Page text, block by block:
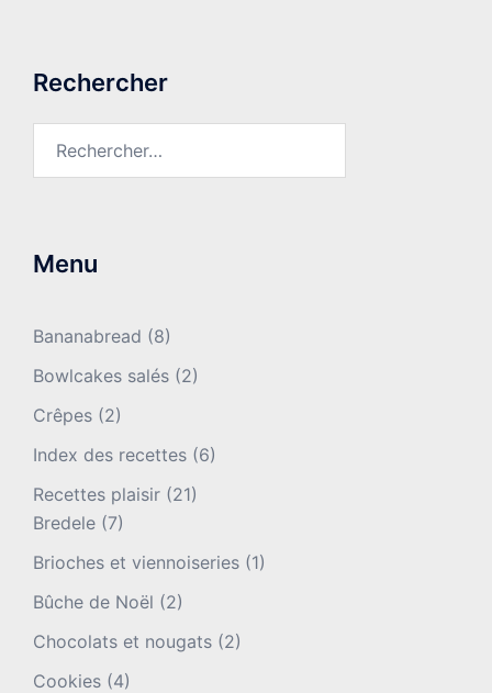
Rechercher
Menu
Bananabread (8)
Bowlcakes salés (2)
Crêpes (2)
Index des recettes (6)
Recettes plaisir (21)
Bredele (7)
Brioches et viennoiseries (1)
Bûche de Noël (2)
Chocolats et nougats (2)
Cookies (4)